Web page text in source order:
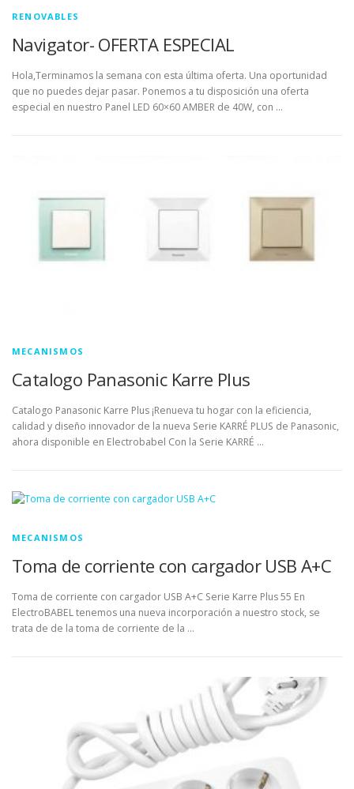
RENOVABLES
Navigator- OFERTA ESPECIAL
Hola,Terminamos la semana con esta última oferta. Una oportunidad
que no puedes dejar pasar. Ponemos a tu disposición una oferta
especial en nuestro Panel LED 60×60 AMBER de 40W, con …
MECANISMOS
Catalogo Panasonic Karre Plus
Catalogo Panasonic Karre Plus ¡Renueva tu hogar con la eficiencia,
calidad y diseño innovador de la nueva Serie KARRÉ PLUS de Panasonic,
ahora disponible en Electrobabel Con la Serie KARRÉ …
MECANISMOS
Toma de corriente con cargador USB A+C
Toma de corriente con cargador USB A+C Serie Karre Plus 55 En
ElectroBABEL tenemos una nueva incorporación a nuestro stock, se
trata de de la toma de corriente de la …